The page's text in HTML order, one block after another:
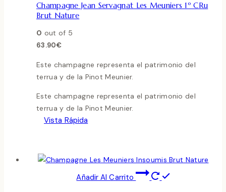
Champagne Jean Servagnat Les Meuniers 1º CRu
Brut Nature
0 out of 5
63.90€
Este champagne representa el patrimonio del
terrua y de la Pinot Meunier.
Este champagne representa el patrimonio del
terrua y de la Pinot Meunier.
Vista Rápida
Añadir Al Carrito